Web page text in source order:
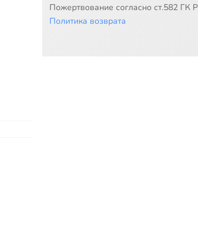
Пожертвование согласно ст.582 ГК
Политика возврата